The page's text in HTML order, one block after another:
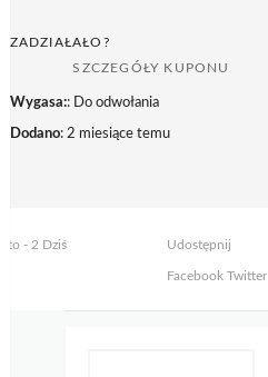
ZADZIAŁAŁO?
SZCZEGÓŁY KUPONU
Wygasa:: Do odwołania
Dodano: 2 miesiące temu
- 2 Dziś Udostępnij
FacebookTwitter